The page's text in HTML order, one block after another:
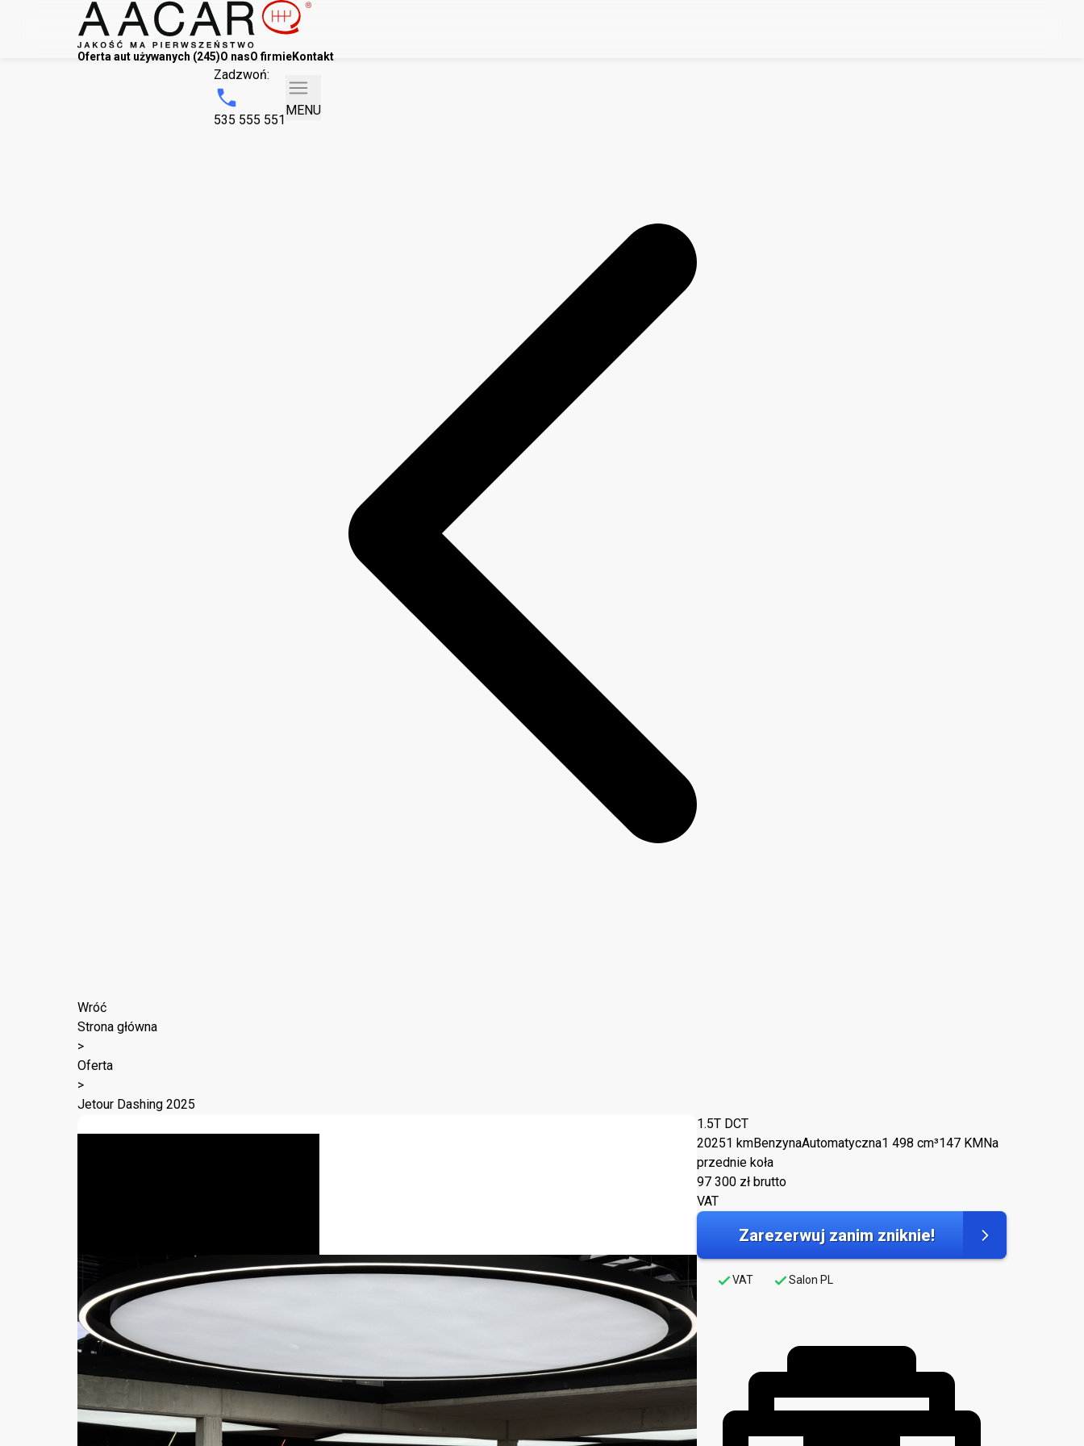
Oferta aut używanych (245)O nasO firmieKontakt
Zadzwoń:
535 555 551
MENU
Wróć
Strona główna
>
Oferta
>
Jetour Dashing 2025
1.5T DCT
20251 kmBenzynaAutomatyczna1 498 cm³147 KMNa
przednie koła
97 300 zł brutto
VAT
Zarezerwuj zanim zniknie!
VAT Salon PL